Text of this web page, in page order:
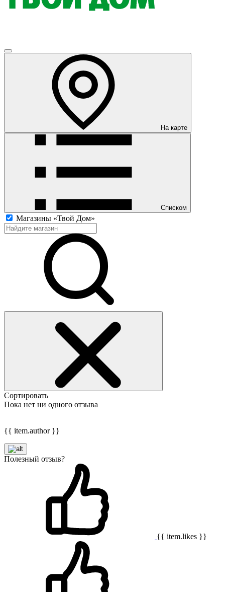
На карте
Списком
Магазины «Твой Дом»
Сортировать
Пока нет ни одного отзыва
{{ item.author }}
Полезный отзыв?
{{ item.likes }}